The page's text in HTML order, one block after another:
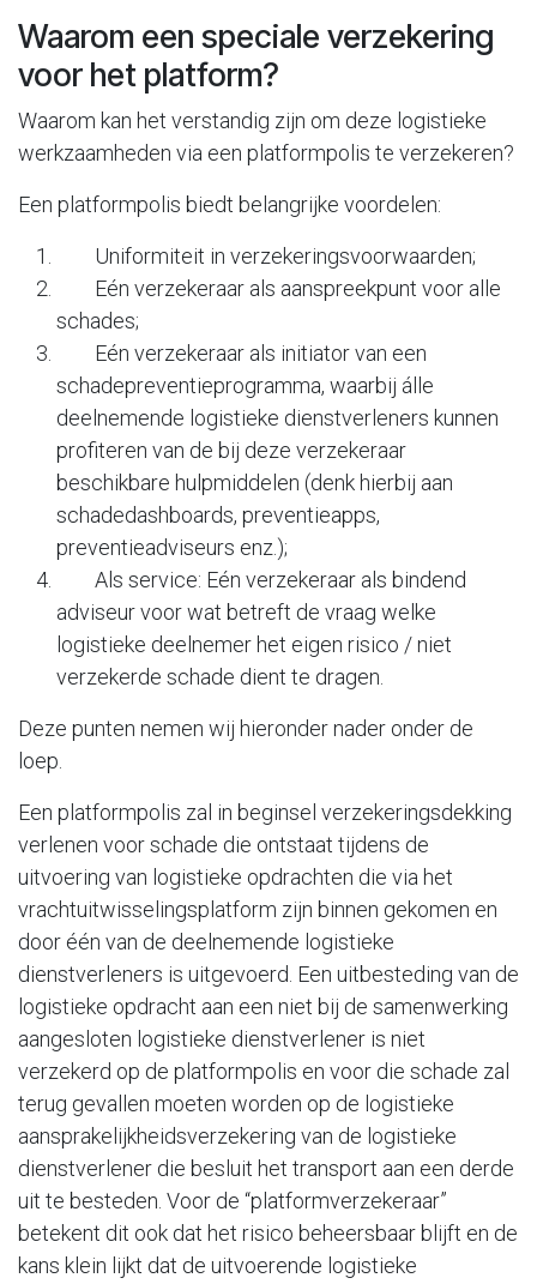
Waarom een speciale verzekering
voor het platform?
Waarom kan het verstandig zijn om deze logistieke
werkzaamheden via een platformpolis te verzekeren?
Een platformpolis biedt belangrijke voordelen:
Uniformiteit in verzekeringsvoorwaarden;
Eén verzekeraar als aanspreekpunt voor alle
schades;
Eén verzekeraar als initiator van een
schadepreventieprogramma, waarbij álle
deelnemende logistieke dienstverleners kunnen
profiteren van de bij deze verzekeraar
beschikbare hulpmiddelen (denk hierbij aan
schadedashboards, preventieapps,
preventieadviseurs enz.);
Als service: Eén verzekeraar als bindend
adviseur voor wat betreft de vraag welke
logistieke deelnemer het eigen risico / niet
verzekerde schade dient te dragen.
Deze punten nemen wij hieronder nader onder de
loep.
Een platformpolis zal in beginsel verzekeringsdekking
verlenen voor schade die ontstaat tijdens de
uitvoering van logistieke opdrachten die via het
vrachtuitwisselingsplatform zijn binnen gekomen en
door één van de deelnemende logistieke
dienstverleners is uitgevoerd. Een uitbesteding van de
logistieke opdracht aan een niet bij de samenwerking
aangesloten logistieke dienstverlener is niet
verzekerd op de platformpolis en voor die schade zal
terug gevallen moeten worden op de logistieke
aansprakelijkheidsverzekering van de logistieke
dienstverlener die besluit het transport aan een derde
uit te besteden. Voor de “platformverzekeraar”
betekent dit ook dat het risico beheersbaar blijft en de
kans klein lijkt dat de uitvoerende logistieke